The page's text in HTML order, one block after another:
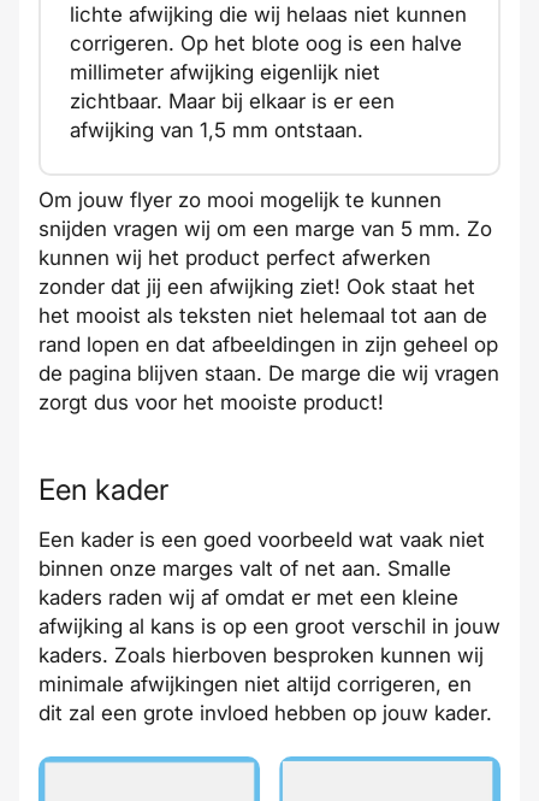
lichte afwijking die wij helaas niet kunnen
corrigeren. Op het blote oog is een halve
millimeter afwijking eigenlijk niet
zichtbaar. Maar bij elkaar is er een
afwijking van 1,5 mm ontstaan.
Om jouw flyer zo mooi mogelijk te kunnen
snijden vragen wij om een marge van 5 mm. Zo
kunnen wij het product perfect afwerken
zonder dat jij een afwijking ziet! Ook staat het
het mooist als teksten niet helemaal tot aan de
rand lopen en dat afbeeldingen in zijn geheel op
de pagina blijven staan. De marge die wij vragen
zorgt dus voor het mooiste product!
Een kader
Een kader is een goed voorbeeld wat vaak niet
binnen onze marges valt of net aan. Smalle
kaders raden wij af omdat er met een kleine
afwijking al kans is op een groot verschil in jouw
kaders. Zoals hierboven besproken kunnen wij
minimale afwijkingen niet altijd corrigeren, en
dit zal een grote invloed hebben op jouw kader.